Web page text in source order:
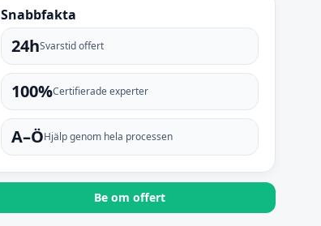
Snabbfakta
24hSvarstid offert
100%Certifierade experter
A–ÖHjälp genom hela processen
Be om offert